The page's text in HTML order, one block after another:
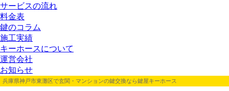
サービスの流れ
料金表
鍵のコラム
施工実績
キーホースについて
運営会社
お知らせ
兵庫県神戸市東灘区で玄関・マンションの鍵交換なら鍵屋キーホース